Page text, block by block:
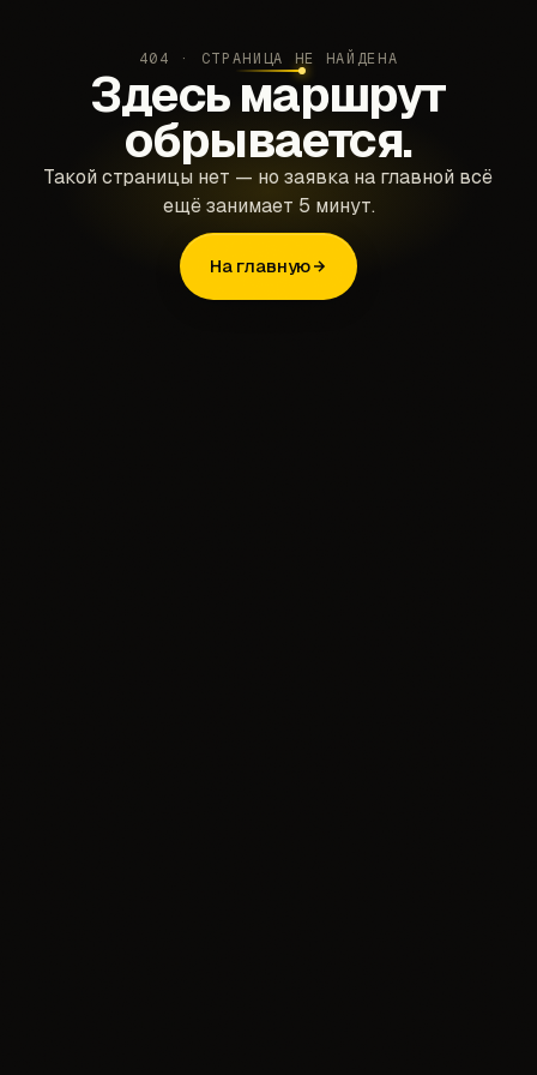
404 · СТРАНИЦА НЕ НАЙДЕНА
Здесь маршрут
обрывается.
Такой страницы нет — но заявка на главной всё
ещё занимает 5 минут.
На главную